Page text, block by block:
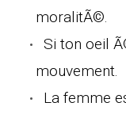
moralitÃ©.
Si ton oeil
mouvement.
La femme